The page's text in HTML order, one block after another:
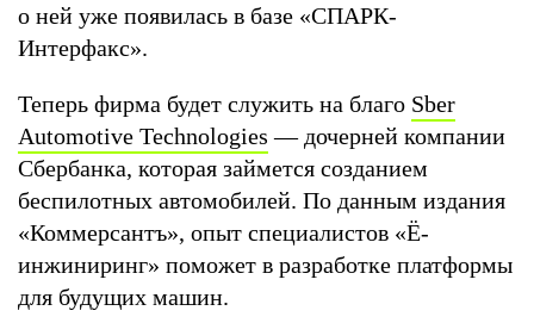
о ней уже появилась в базе «СПАРК-
Интерфакс».
Теперь фирма будет служить на благо Sber
Automotive Technologies — дочерней компании
Сбербанка, которая займется созданием
беспилотных автомобилей. По данным издания
«Коммерсантъ», опыт специалистов «Ё-
инжиниринг» поможет в разработке платформы
для будущих машин.